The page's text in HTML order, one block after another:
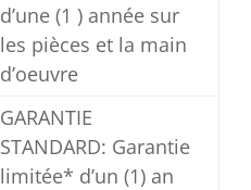
d’une (1 ) année sur
les pièces et la main
d’oeuvre
GARANTIE
STANDARD: Garantie
limitée* d’un (1) an